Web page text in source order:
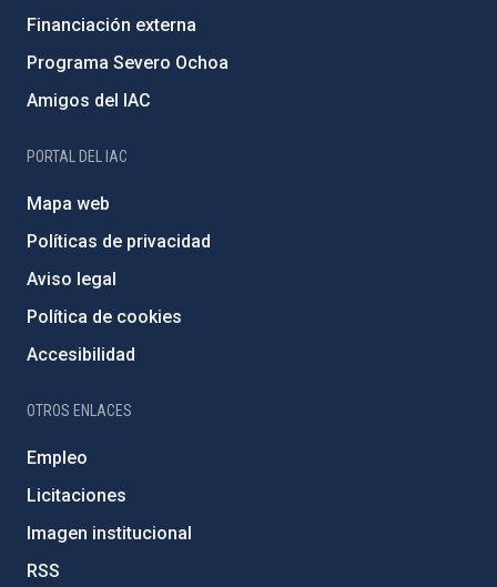
Financiación externa
Programa Severo Ochoa
Amigos del IAC
PORTAL DEL IAC
Mapa web
Políticas de privacidad
Aviso legal
Política de cookies
Accesibilidad
OTROS ENLACES
Empleo
Licitaciones
Imagen institucional
RSS